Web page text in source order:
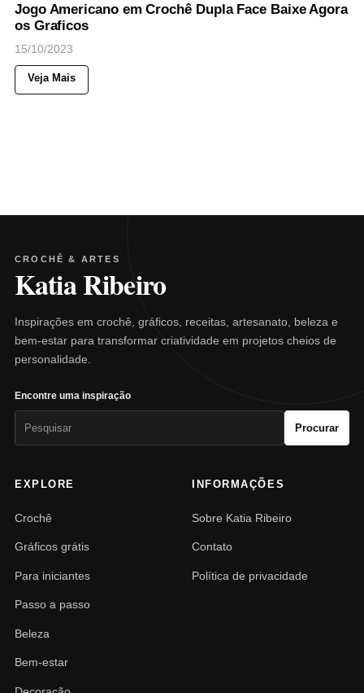
Jogo Americano em Crochê Dupla Face Baixe Agora
os Graficos
15/10/2023
Veja Mais
CROCHÊ & ARTES
Katia Ribeiro
Inspirações em crochê, gráficos, receitas, artesanato, beleza e
bem-estar para transformar criatividade em projetos cheios de
personalidade.
Encontre uma inspiração
Procurar
EXPLORE
Crochê
Gráficos grátis
Para iniciantes
Passo a passo
Beleza
Bem-estar
INFORMAÇÕES
Sobre Katia Ribeiro
Contato
Política de privacidade